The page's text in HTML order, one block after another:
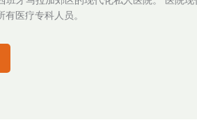
医疗专科人员。